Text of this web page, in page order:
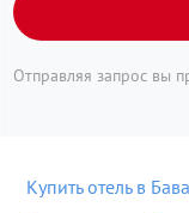
Отправляя запрос вы
Купить отель в